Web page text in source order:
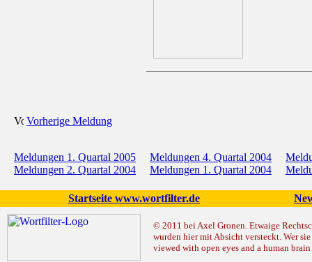
Vorherige Meldung
Meldungen 1. Quartal 2005 Meldungen 4. Quartal 2004
Meldungen 2. Quartal 2004
Meldungen 1. Quartal 2004
Startseite www.wortfilter.de
© 2011 bei Axel Gronen. Etwaige
wurden hier mit Absicht versteckt. Wer
viewed with open eyes and a human